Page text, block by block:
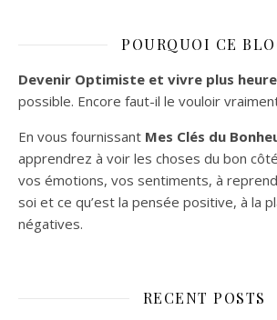
POURQUOI CE
Devenir Optimiste et vivre plus
possible. Encore faut-il le vouloir
En vous fournissant Mes Clés du
apprendrez à voir les choses du bon
vos émotions, vos sentiments, à
soi et ce qu’est la pensée positive, à la
négatives.
RECENT POSTS